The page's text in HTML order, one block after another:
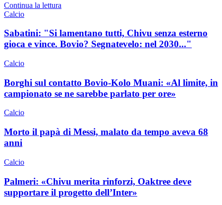
Continua la lettura
Calcio
Sabatini: "Si lamentano tutti, Chivu senza esterno
gioca e vince. Bovio? Segnatevelo: nel 2030..."
Calcio
Borghi sul contatto Bovio-Kolo Muani: «Al limite, in
campionato se ne sarebbe parlato per ore»
Calcio
Morto il papà di Messi, malato da tempo aveva 68
anni
Calcio
Palmeri: «Chivu merita rinforzi, Oaktree deve
supportare il progetto dell’Inter»